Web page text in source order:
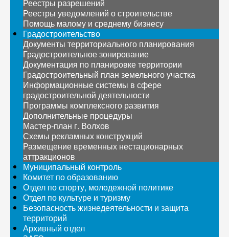
Реестры разрешений
Реестры уведомлений о строительстве
Помощь малому и среднему бизнесу
Градостроительство
Документы территориального планирования
Градостроительное зонирование
Документация по планировке территории
Градостроительный план земельного участка
Информационные системы в сфере
градостроительной деятельности
Программы комплексного развития
Дополнительные процедуры
Мастер-план г. Волхов
Схемы рекламных конструкций
Размещение временных нестационарных
аттракционов
Муниципальный контроль
Комитет по образованию
Отдел по спорту, молодежной политике
Отдел по культуре и туризму
Безопасность жизнедеятельности и защита
территорий
Архивный отдел